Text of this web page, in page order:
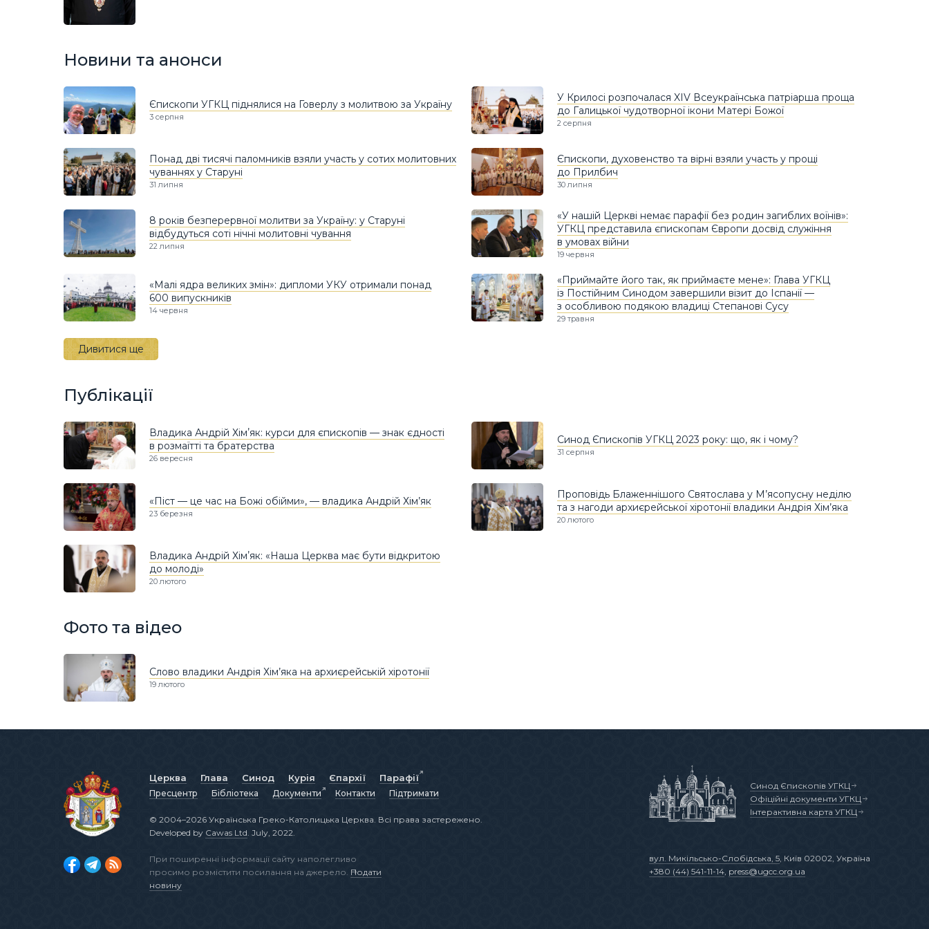
Новини та анонси
Єпископи УГКЦ піднялися на Говерлу з молитвою за Україну
3 серпня
У Крилосі розпочалася XIV Всеукраїнська патріарша проща
до Галицької чудотворної ікони Матері Божої
2 серпня
Понад дві тисячі паломників взяли участь у сотих молитовних
чуваннях у Старуні
31 липня
Єпископи, духовенство та вірні взяли участь у прощі
до Прилбич
30 липня
8 років безперервної молитви за Україну: у Старуні
відбудуться соті нічні молитовні чування
22 липня
«У нашій Церкві немає парафії без родин загиблих воїнів»:
УГКЦ представила єпископам Європи досвід служіння
в умовах війни
19 червня
«Малі ядра великих змін»: дипломи УКУ отримали понад
600 випускників
14 червня
«Приймайте його так, як приймаєте мене»: Глава УГКЦ
із Постійним Синодом завершили візит до Іспанії —
з особливою подякою владиці Степанові Сусу
29 травня
Дивитися ще
Публікації
Владика Андрій Хімʼяк: курси для єпископів — знак єдності
в розмаїтті та братерства
26 вересня
Синод Єпископів УГКЦ 2023 року: що, як і чому?
31 серпня
«Піст — це час на Божі обійми», — владика Андрій Хім’як
23 березня
Проповідь Блаженнішого Святослава у М’ясопусну неділю
та з нагоди архиєрейської хіротонії владики Андрія Хім’яка
20 лютого
Владика Андрій Хімʼяк: «Наша Церква має бути відкритою
до молоді»
20 лютого
Фото та відео
Слово владики Андрія Хім’яка на архиєрейській хіротонії
19 лютого
Церква Глава Синод Курія Єпархії Парафії
Пресцентр Бібліотека Документи Контакти Підтримати
вул. Микільсько-Слобідська, 5 , Київ 02002, Україна
+380 (44) 541-11-14 press@ugcc.org.ua
Синод Єпископів УГКЦ
Офіційні документи УГКЦ
Інтерактивна карта УГКЦ
© 2004–2026 Українська Греко-Католицька Церква. Всі права застережено.
Developed by Cawas Ltd . July, 2022.
При поширенні інформації сайту наполегливо
просимо розмістити посилання на джерело. Подати
новину